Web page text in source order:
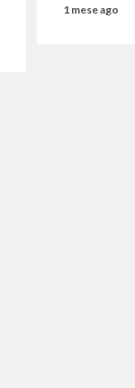
1 mese ago